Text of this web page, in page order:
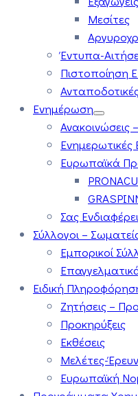
Μεσίτες
Έντυπα-
Πιστοποίηση
Ενημέρωση
Ανακοινώσεις
Ενημερωτικές
Ευρωπαϊκά
Σας Ενδιαφέρει
Σύλλογοι –
Εμπορικοί
Ειδική
Ζητήσεις –
Προκηρύξεις
Εκθέσεις
Μελέτες-
Ευρωπαϊκή